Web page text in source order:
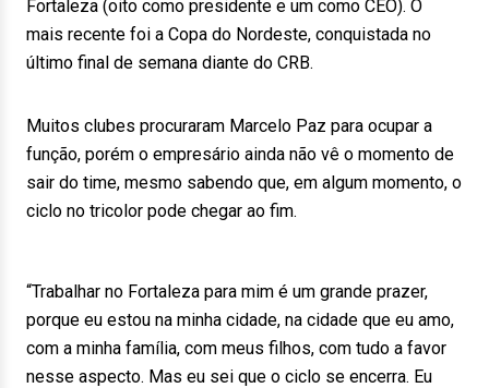
Fortaleza (oito como presidente e um como CEO). O
mais recente foi a Copa do Nordeste, conquistada no
último final de semana diante do CRB.
Muitos clubes procuraram Marcelo Paz para ocupar a
função, porém o empresário ainda não vê o momento de
sair do time, mesmo sabendo que, em algum momento, o
ciclo no tricolor pode chegar ao fim.
“Trabalhar no Fortaleza para mim é um grande prazer,
porque eu estou na minha cidade, na cidade que eu amo,
com a minha família, com meus filhos, com tudo a favor
nesse aspecto. Mas eu sei que o ciclo se encerra. Eu